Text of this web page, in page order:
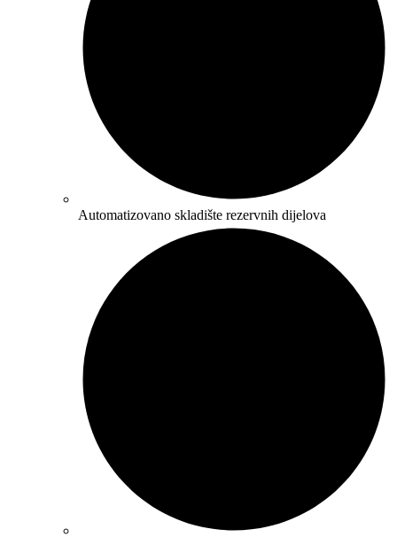
Automatizovano skladište rezervnih dijelova